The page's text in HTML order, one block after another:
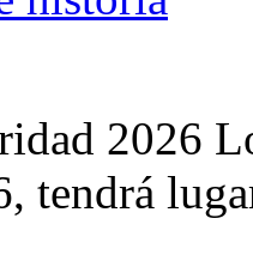
2026
tendrá